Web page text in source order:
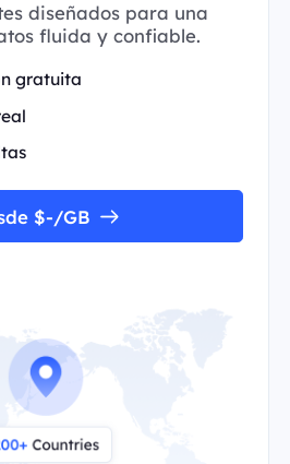
diseñados para una
fluida y confiable.
gratuita
$-/GB